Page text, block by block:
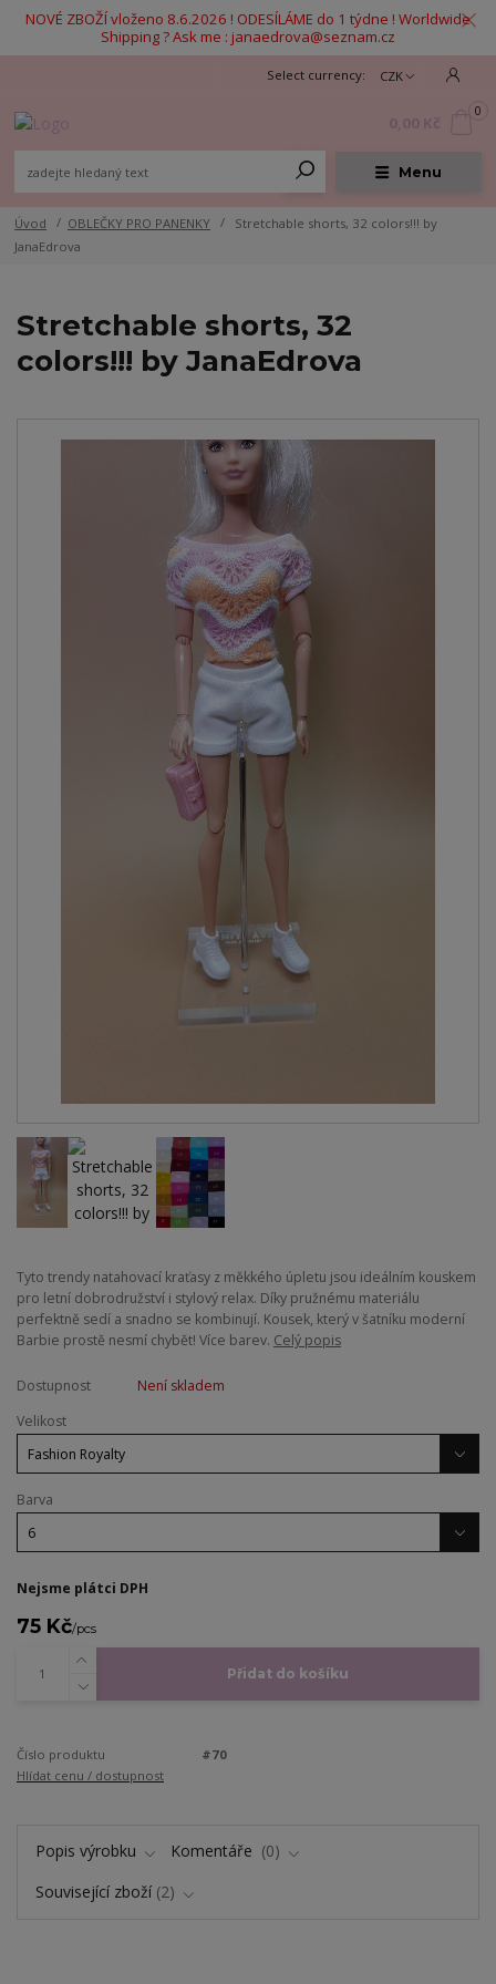
NOVÉ ZBOŽÍ vloženo 8.6.2026 ! ODESÍLÁME do 1 týdne ! Worldwide
Shipping ? Ask me : janaedrova@seznam.cz
Menu
CZK
0
Úvod OBLEČKY PRO PANENKY
Stretchable shorts, 32 colors!!! by
JanaEdrova
Stretchable shorts, 32
colors!!! by JanaEdrova
Tyto trendy natahovací kraťasy z měkkého úpletu jsou ideálním kouskem
pro letní dobrodružství i stylový relax. Díky pružnému materiálu
perfektně sedí a snadno se kombinují. Kousek, který v šatníku moderní
Barbie prostě nesmí chybět! Více barev. Celý popis
Dostupnost
Není skladem
Velikost
Barva
Nejsme plátci DPH
75 Kč/pcs
Přidat do košíku
Číslo produktu
#70
Hlídat cenu / dostupnost
Popis výrobku Komentáře
0
Související zboží 2